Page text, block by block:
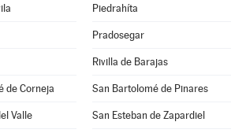
Piedrahíta
Pradosegar
Rivilla de Barajas
de Corneja San Bartolomé de Pinares
Valle San Esteban de Zapardiel